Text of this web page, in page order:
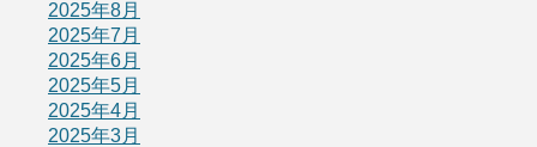
2025年8月
2025年7月
2025年6月
2025年5月
2025年4月
2025年3月